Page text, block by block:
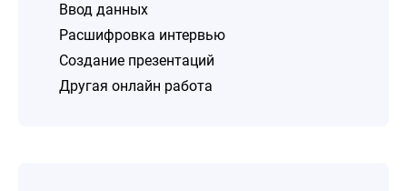
Ввод данных
Расшифровка интервью
Создание презентаций
Другая онлайн работа